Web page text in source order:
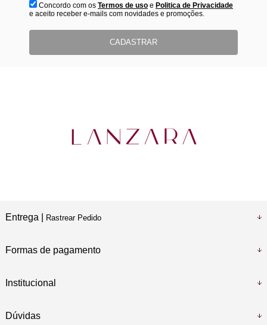
Concordo com os Termos de usoe Politica de Privacidade
e aceito receber e-mails com novidades e promoções.
CADASTRAR
Entrega | Rastrear Pedido
Formas de pagamento
Institucional
Dúvidas